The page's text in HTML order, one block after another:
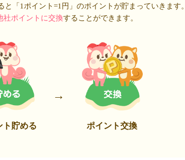
と「1ポイント=1円」のポイントが貯まっていきます。
社ポイントに交換することができます。
ト貯める ポイント交換